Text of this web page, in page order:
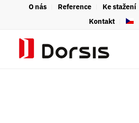
O nás Reference Ke stažení
Kontakt